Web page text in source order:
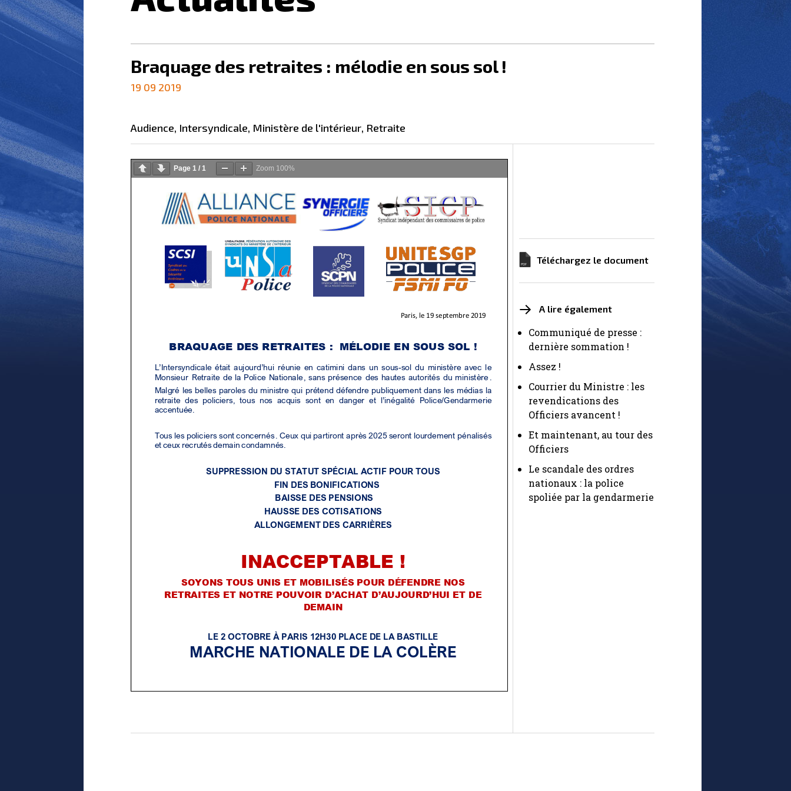
Braquage des retraites : mélodie en sous sol !
19 09 2019
audience, intersyndicale, ministère de l'intérieur, retraite
Page 1 / 1 Zoom 100%
Téléchargez le document
A lire également
Communiqué de presse :
dernière sommation !
Assez !
Courrier du Ministre : les
revendications des
Officiers avancent !
Et maintenant, au tour des
Officiers
Le scandale des ordres
nationaux : la police
spoliée par la gendarmerie